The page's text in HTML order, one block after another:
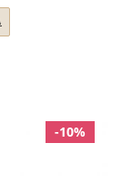
-10%